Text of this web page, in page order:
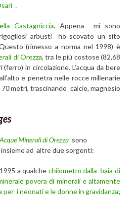
.
Castagniccia. Appena mi sono
arbusti ho scovato un sito
(rimesso a norma nel 1998) è
di Orezza, tra le più costose (82,68
in circolazione. L’acqua da bere
e penetra nelle rocce millenarie
metri, trascinando calcio, magnesio
Acque Minerali di Orezza sono
ad altre due sorgenti:
a qualche chilometro dalla baia di
povera di minerali e altamente
i neonati e le donne in gravidanza;